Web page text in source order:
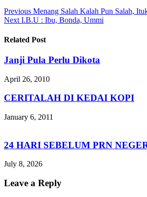
Previous Menang Salah Kalah Pun Salah,
Next I.B.U : Ibu, Bonda, Ummi
Related Post
Janji Pula Perlu Dikota
April 26, 2010
CERITALAH DI KEDAI KOPI
January 6, 2011
24 HARI SEBELUM PRN
July 8, 2026
Leave a Reply